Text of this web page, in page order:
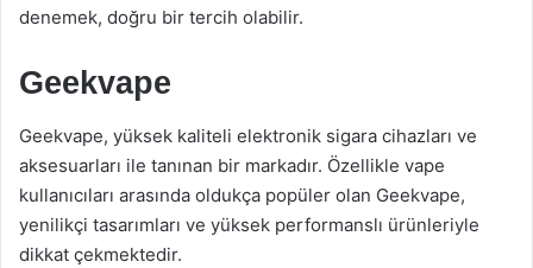
denemek, doğru bir tercih olabilir.
Geekvape
Geekvape, yüksek kaliteli elektronik sigara cihazları ve
aksesuarları ile tanınan bir markadır. Özellikle vape
kullanıcıları arasında oldukça popüler olan Geekvape,
yenilikçi tasarımları ve yüksek performanslı ürünleriyle
dikkat çekmektedir.